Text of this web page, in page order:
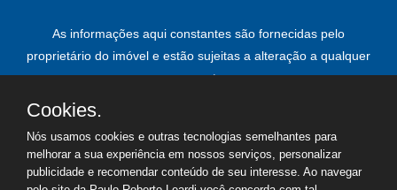
As informações aqui constantes são fornecidas pelo
proprietário do imóvel e estão sujeitas a alteração a qualquer
momento.
©2026Copyright - Paulo Roberto Leardi | Todos os direitos
reservados
Cookies.
Nós usamos cookies e outras tecnologias semelhantes para
melhorar a sua experiência em nossos serviços, personalizar
publicidade e recomendar conteúdo de seu interesse. Ao navegar